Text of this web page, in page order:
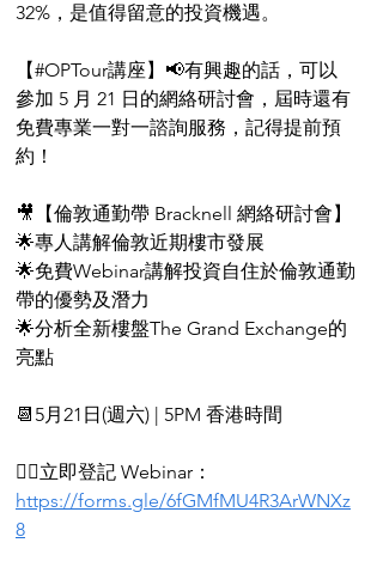
32%，是值得留意的投資機遇。
【#OPTour講座】📢有興趣的話，可以
參加 5 月 21 日的網絡研討會，屆時還有
免費專業一對一諮詢服務，記得提前預
約！
🎥【倫敦通勤帶 Bracknell 網絡研討會】
🌟專人講解倫敦近期樓市發展
🌟免費Webinar講解投資自住於倫敦通勤
帶的優勢及潛力
🌟分析全新樓盤The Grand Exchange的
亮點
📆5月21日(週六) | 5PM 香港時間
👉🏻立即登記 Webinar：
https://forms.gle/6fGMfMU4R3ArWNXz
8